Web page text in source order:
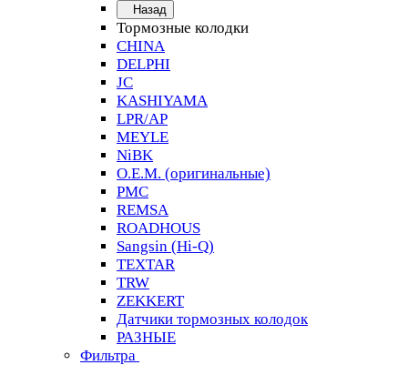
Назад
Тормозные колодки
CHINA
DELPHI
JC
KASHIYAMA
LPR/AP
MEYLE
NiBK
O.E.M. (оригинальные)
PMC
REMSA
ROADHOUS
Sangsin (Hi-Q)
TEXTAR
TRW
ZEKKERT
Датчики тормозных колодок
РАЗНЫЕ
Фильтра